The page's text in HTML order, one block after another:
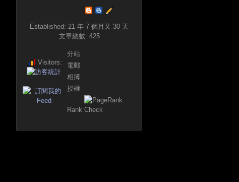
Established: 21 年 7 個月又 30 天
文章總數: 425
Visitors:
分站
電郵
相簿
授權
Rank